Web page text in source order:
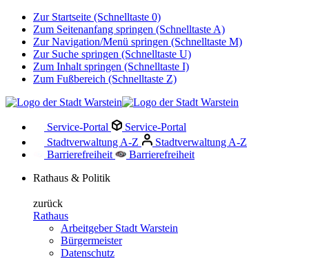
Zur Startseite (Schnelltaste 0)
Zum Seitenanfang springen (Schnelltaste A)
Zur Navigation/Menü springen (Schnelltaste M)
Zur Suche springen (Schnelltaste U)
Zum Inhalt springen (Schnelltaste I)
Zum Fußbereich (Schnelltaste Z)
Service-Portal
Service-Portal
Stadtverwaltung A-Z
Stadtverwaltung A-Z
Barrierefreiheit
Barrierefreiheit
Rathaus & Politik
zurück
Rathaus
Arbeitgeber Stadt Warstein
Bürgermeister
Datenschutz